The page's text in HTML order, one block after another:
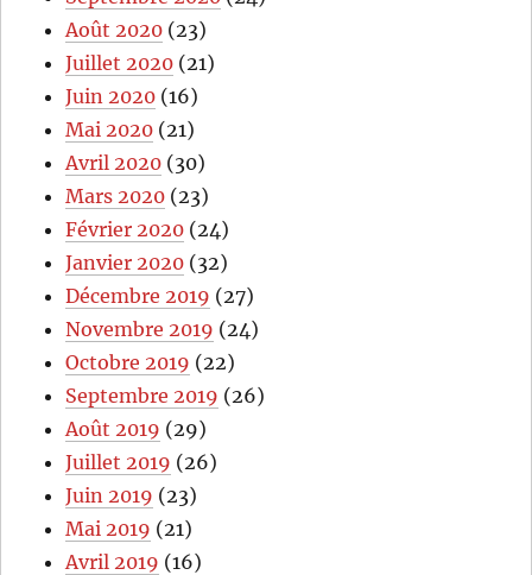
Août 2020 (23)
Juillet 2020 (21)
Juin 2020 (16)
Mai 2020 (21)
Avril 2020 (30)
Mars 2020 (23)
Février 2020 (24)
Janvier 2020 (32)
Décembre 2019 (27)
Novembre 2019 (24)
Octobre 2019 (22)
Septembre 2019 (26)
Août 2019 (29)
Juillet 2019 (26)
Juin 2019 (23)
Mai 2019 (21)
Avril 2019 (16)